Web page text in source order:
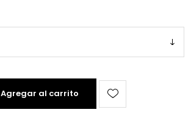
Agregar al carrito